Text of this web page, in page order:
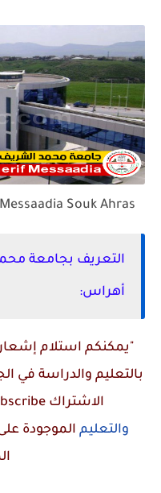
Souk Ahras
التعريف بجامعة
أهراس:
"يمكنكم استلام
بالتعليم والدراسة في
الاشتراك
والتعليم الموجودة